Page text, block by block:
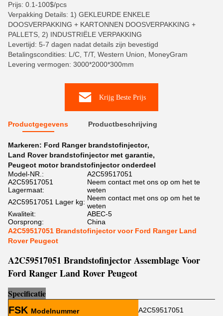
Prijs: 0.1-100$/pcs
Verpakking Details: 1) GEKLEURDE ENKELE
DOOSVERPAKKING + KARTONNEN DOOSVERPAKKING +
PALLETS, 2) INDUSTRIËLE VERPAKKING
Levertijd: 5-7 dagen nadat details zijn bevestigd
Betalingscondities: L/C, T/T, Western Union, MoneyGram
Levering vermogen: 3000*2000*300mm
Krijg Beste Prijs
Productgegevens Productbeschrijving
Markeren: Ford Ranger brandstofinjector,
Land Rover brandstofinjector met garantie,
Peugeot motor brandstofinjector onderdeel
Model-NR.:
A2C59517051
A2C59517051
Lagermaat:
Neem contact met ons op om het te
weten
A2C59517051 Lager kg: Neem contact met ons op om het te
weten
Kwaliteit:
ABEC-5
Oorsprong:
China
A2C59517051 Brandstofinjector voor Ford Ranger Land
Rover Peugeot
A2C59517051 Brandstofinjector Assemblage Voor
Ford Ranger Land Rover Peugeot
Specificatie
FSK Modelnummer A2C59517051